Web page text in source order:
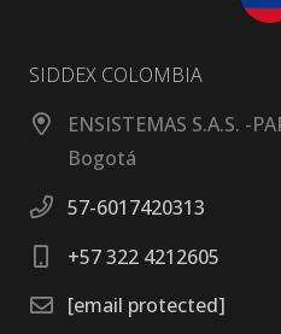
SIDDEX COLOMBIA
ENSISTEMAS S.A.S. -
Bogotá
57-6017420313
+57 322 4212605
[email protected]